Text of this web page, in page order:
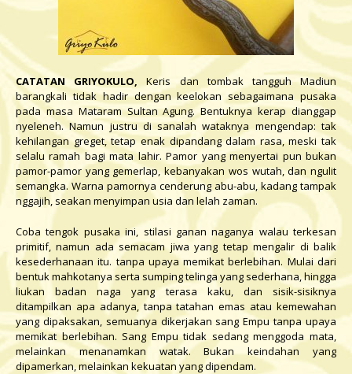
CATATAN GRIYOKULO,Keris dan tombak tangguh Madiun
barangkali tidak hadir dengan keelokan sebagaimana pusaka
pada masa Mataram Sultan Agung. Bentuknya kerap dianggap
nyeleneh. Namun justru di sanalah wataknya mengendap: tak
kehilangan greget, tetap enak dipandang dalam rasa, meski tak
selalu ramah bagi mata lahir. Pamor yang menyertai pun bukan
pamor-pamor yang gemerlap, kebanyakan wos wutah, dan ngulit
semangka. Warna pamornya cenderung abu-abu, kadang tampak
nggajih, seakan menyimpan usia dan lelah zaman.
Coba tengok pusaka ini, stilasi ganan naganya walau terkesan
primitif, namun ada semacam jiwa yang tetap mengalir di balik
kesederhanaan itu. tanpa upaya memikat berlebihan. Mulai dari
bentuk mahkotanya serta sumping telinga yang sederhana, hingga
liukan badan naga yang terasa kaku, dan sisik-sisiknya
ditampilkan apa adanya, tanpa tatahan emas atau kemewahan
yang dipaksakan, semuanya dikerjakan sang Empu tanpa upaya
memikat berlebihan. Sang Empu tidak sedang menggoda mata,
melainkan menanamkan watak. Bukan keindahan yang
dipamerkan, melainkan kekuatan yang dipendam.